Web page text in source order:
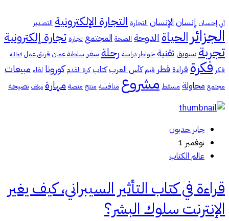
أبي إحسان إنسانالإنسان التجارة التجارة الإلكترونية التصدير
الجزائر الحياةالدوحة الصحة المجتمع تجارة تجارة إلكترونية
تجربة تسويقتقنية خواطر دراسة رحلة سفر سلطنة عمان فريق عمل فعالية
فكر فكرة قراءة قطر قيم كأس العرب كتاب كرة القدم كورونا لقاء مبيعات
مجتمع محاولة مسقط مشروع منافسة منتج منصة مهارة موقف نصيحة
جابر حدبون
نوفمبر 1
عالم الكتاب
قراءة في كتاب التأثير السيبراني، كيف يغير
الإنترنت سلوك البشر؟